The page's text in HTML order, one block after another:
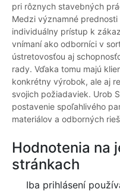
pri rôznych stavebných
Medzi významné
individuálny prístup k
vnímaní ako odborníci v
ústretovosťou aj
rady. Vďaka tomu majú
konkrétny výrobok, ale aj
svojich požiadaviek. Urob
postavenie spoľahlivého
materiálov a odborných
Hodnotenia na
stránkach
Iba prihlásení